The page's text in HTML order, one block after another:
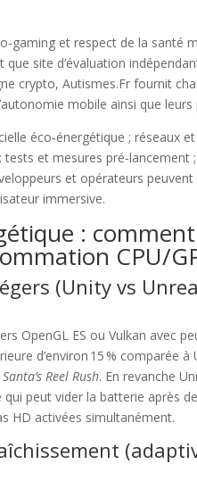
et respect de la santé
que site d’évaluation
crypto, Autismes.Fr fournit
mobile ainsi que leurs
éco‑énergétique ; réseaux
et mesures pré‑lancement
et opérateurs peuvent
immersive.
:
CPU/
(Unity vs
OpenGL ES ou Vulkan avec
d’environ 15 % comparée à
Santa’s Reel Rush. En revanche
peut vider la batterie après
HD activées simultanément.